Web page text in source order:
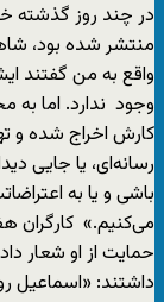
در چند روز گذشته
منتشر شده بود،
واقع به من گفتند
وجود ندارد. اما به
کارش اخراج شده و
رسانه‌ای، یا جایی
باشی و یا به
می‌کنیم.» کارگران
حمایت از او شعار
داشتند: «اسماعیل